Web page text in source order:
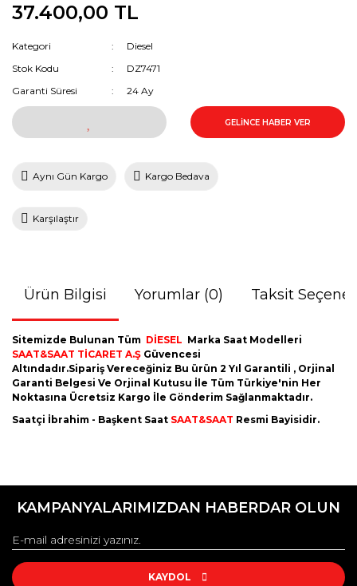
37.400,00 TL
Kategori
Diesel
Stok Kodu
DZ7471
Garanti Süresi
24 Ay
GELİNCE HABER VER
Aynı Gün Kargo Kargo Bedava
Karşılaştır
Ürün Bilgisi Yorumlar (0) Taksit
Sitemizde Bulunan Tüm DİESEL Marka Saat Modelleri
SAAT&SAAT TİCARET A.Ş Güvencesi
Altındadır.Sipariş Vereceğiniz Bu ürün 2 Yıl Garantili , Orjinal
Garanti Belgesi Ve Orjinal Kutusu İle Tüm Türkiye'nin Her
Noktasına Ücretsiz Kargo İle Gönderim Sağlanmaktadır.
Saatçi İbrahim - Başkent Saat SAAT&SAAT Resmi Bayisidir.
konularda yetersiz gördüğünüz noktaları öneri formunu
Görüş ve önerileriniz için teşekkür ederiz.
Ürün resmi kalitesiz, bozuk veya görüntülenemiyor.
Ürün açıklamasında eksik bilgiler bulunuyor.
KAMPANYALARIMIZDAN HABERDAR OLUN
KAYDOL